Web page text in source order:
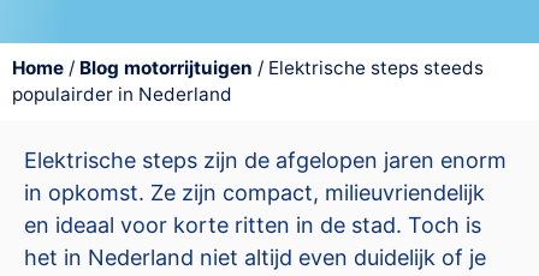
Home / Blog motorrijtuigen / Elektrische steps steeds
populairder in Nederland
Elektrische steps zijn de afgelopen jaren enorm
in opkomst. Ze zijn compact, milieuvriendelijk
en ideaal voor korte ritten in de stad. Toch is
het in Nederland niet altijd even duidelijk of je